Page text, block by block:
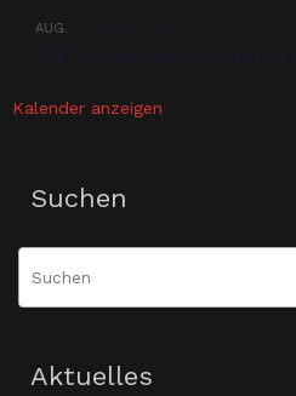
AUG.
Kalender anzeigen
Suchen
Aktuelles